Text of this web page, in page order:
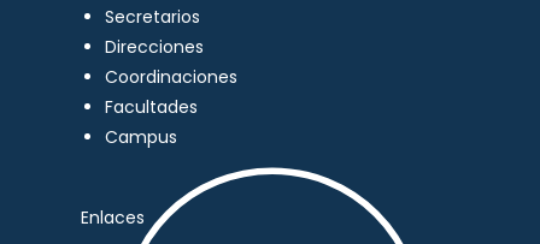
Secretarios
Direcciones
Coordinaciones
Facultades
Campus
Enlaces